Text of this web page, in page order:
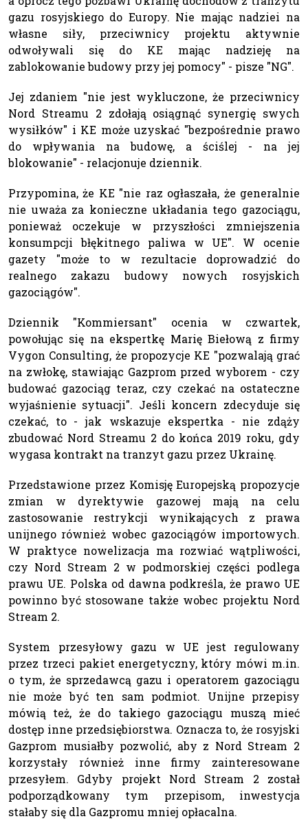
gazu rosyjskiego do Europy. Nie mając nadziei na
własne siły, przeciwnicy projektu aktywnie
odwoływali się do KE mając nadzieję na
zablokowanie budowy przy jej pomocy" - pisze "NG".
Jej zdaniem "nie jest wykluczone, że przeciwnicy
Nord Streamu 2 zdołają osiągnąć synergię swych
wysiłków" i KE może uzyskać "bezpośrednie prawo
do wpływania na budowę, a ściślej - na jej
blokowanie" - relacjonuje dziennik.
Przypomina, że KE "nie raz ogłaszała, że generalnie
nie uważa za konieczne układania tego gazociągu,
ponieważ oczekuje w przyszłości zmniejszenia
konsumpcji błękitnego paliwa w UE". W ocenie
gazety "może to w rezultacie doprowadzić do
realnego zakazu budowy nowych rosyjskich
gazociągów".
Dziennik "Kommiersant" ocenia w czwartek,
powołując się na ekspertkę Marię Biełową z firmy
Vygon Consulting, że propozycje KE "pozwalają grać
na zwłokę, stawiając Gazprom przed wyborem - czy
budować gazociąg teraz, czy czekać na ostateczne
wyjaśnienie sytuacji". Jeśli koncern zdecyduje się
czekać, to - jak wskazuje ekspertka - nie zdąży
zbudować Nord Streamu 2 do końca 2019 roku, gdy
wygasa kontrakt na tranzyt gazu przez Ukrainę.
Przedstawione przez Komisję Europejską propozycje
zmian w dyrektywie gazowej mają na celu
zastosowanie restrykcji wynikających z prawa
unijnego również wobec gazociągów importowych.
W praktyce nowelizacja ma rozwiać wątpliwości,
czy Nord Stream 2 w podmorskiej części podlega
prawu UE. Polska od dawna podkreśla, że prawo UE
powinno być stosowane także wobec projektu Nord
Stream 2.
System przesyłowy gazu w UE jest regulowany
przez trzeci pakiet energetyczny, który mówi m.in.
o tym, że sprzedawcą gazu i operatorem gazociągu
nie może być ten sam podmiot. Unijne przepisy
mówią też, że do takiego gazociągu muszą mieć
dostęp inne przedsiębiorstwa. Oznacza to, że rosyjski
Gazprom musiałby pozwolić, aby z Nord Stream 2
korzystały również inne firmy zainteresowane
przesyłem. Gdyby projekt Nord Stream 2 został
podporządkowany tym przepisom, inwestycja
stałaby się dla Gazpromu mniej opłacalna.